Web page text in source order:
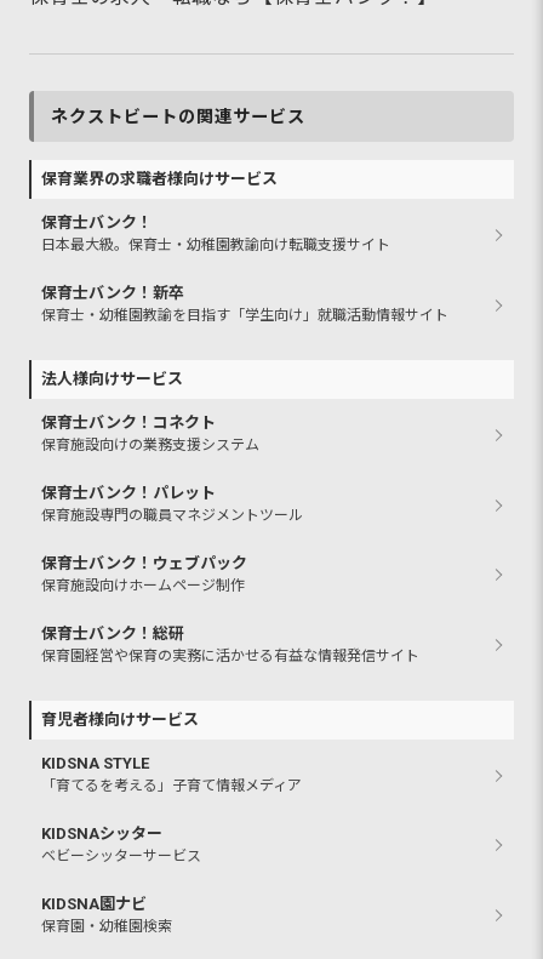
ネクストビートの関連サービス
保育業界の求職者様向けサービス
保育士バンク！
日本最大級。保育士・幼稚園教諭向け転職支援サイト
保育士バンク！新卒
保育士・幼稚園教諭を目指す「学生向け」就職活動情報サイト
法人様向けサービス
保育士バンク！コネクト
保育施設向けの業務支援システム
保育士バンク！パレット
保育施設専門の職員マネジメントツール
保育士バンク！ウェブパック
保育施設向けホームページ制作
保育士バンク！総研
保育園経営や保育の実務に活かせる有益な情報発信サイト
育児者様向けサービス
KIDSNA STYLE
「育てるを考える」子育て情報メディア
KIDSNAシッター
ベビーシッターサービス
KIDSNA園ナビ
保育園・幼稚園検索